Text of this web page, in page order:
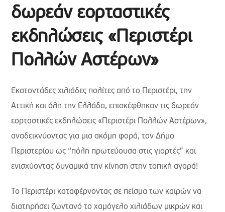
δωρεάν εορταστικές
εκδηλώσεις «Περιστέρι
Πολλών Αστέρων»
Εκατοντάδες χιλιάδες πολίτες από το Περιστέρι, την
Αττική και όλη την Ελλάδα, επισκέφθηκαν τις δωρεάν
εορταστικές εκδηλώσεις «Περιστέρι Πολλών Αστέρων»,
αναδεικνύοντας για μια ακόμη φορά, τον Δήμο
Περιστερίου ως “πόλη πρωτεύουσα στις γιορτές” και
ενισχύοντας δυναμικά την κίνηση στην τοπική αγορά!
Το Περιστέρι καταφέρνοντας σε πείσμα των καιρών να
διατηρήσει ζωντανό το χαμόγελο χιλιάδων μικρών και